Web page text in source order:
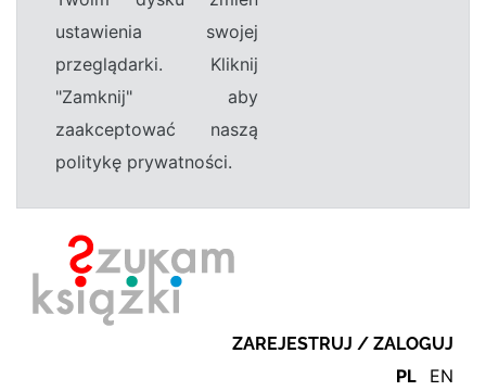
ustawienia swojej
przeglądarki. Kliknij
"Zamknij" aby
zaakceptować naszą
politykę prywatności.
ZAREJESTRUJ / ZALOGUJ
PL EN